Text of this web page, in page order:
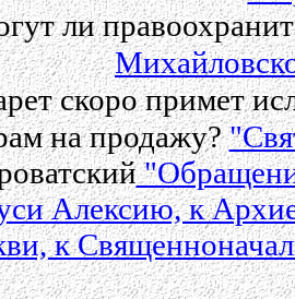
ли
скоро примет
на продажу?
Алексию, к
к